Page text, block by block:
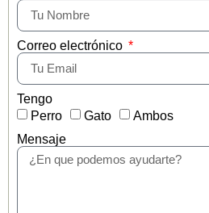
Correo electrónico
Tengo
Perro
Gato
Ambos
Mensaje